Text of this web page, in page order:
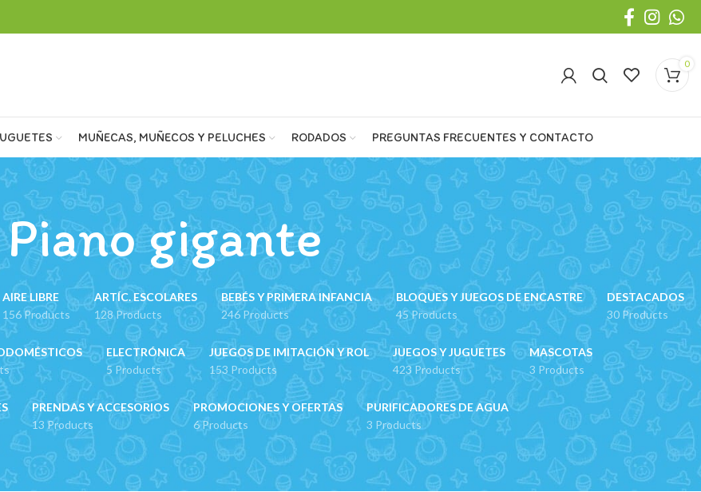
0
MUÑECAS, MUÑECOS Y PELUCHES RODADOS PREGUNTAS FRECUENTES Y CONTACTO
Piano gigante
AIRE LIBRE
156 Products
ARTÍC. ESCOLARES
128 Products
BEBÉS Y PRIMERA INFANCIA
246 Products
BLOQUES Y JUEGOS DE ENCASTRE
45 Products
DESTACADOS
30 Products
ELECTRÓNICA
5 Products
JUEGOS DE IMITACIÓN Y ROL
153 Products
JUEGOS Y JUGUETES
423 Products
MASCOTAS
3 Products
PRENDAS Y ACCESORIOS
13 Products
PROMOCIONES Y OFERTAS
6 Products
PURIFICADORES DE AGUA
3 Products